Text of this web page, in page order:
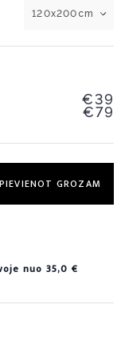
120x200cm
€39
€79
PIEVIENOT GROZAM
nuo 35,0 €